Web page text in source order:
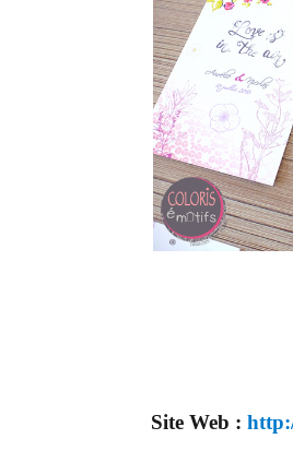
Site Web :